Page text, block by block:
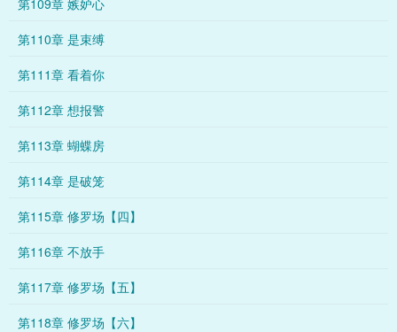
第109章 嫉妒心
第110章 是束缚
第111章 看着你
第112章 想报警
第113章 蝴蝶房
第114章 是破笼
第115章 修罗场【四】
第116章 不放手
第117章 修罗场【五】
第118章 修罗场【六】